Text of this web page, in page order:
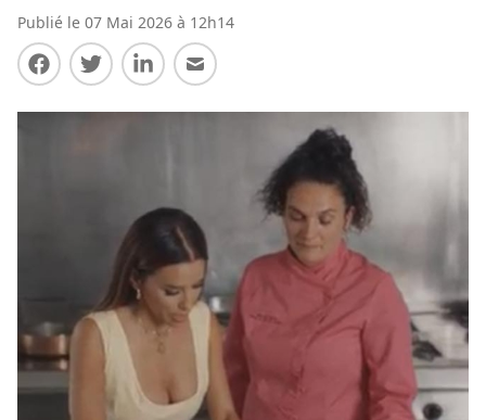
Publié le 07 Mai 2026 à 12h14
Partager sur Facebook
Partager sur Twitter
Partager sur LinkedIn
Partager par E-mail